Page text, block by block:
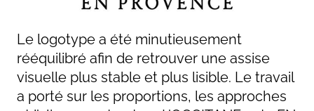
Le logotype a été minutieusement
rééquilibré afin de retrouver une assise
visuelle plus stable et plus lisible. Le travail
a porté sur les proportions, les approches